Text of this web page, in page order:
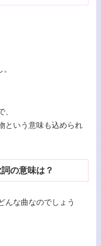
、
という意味も込められ
の意味は？
んな曲なのでしょう